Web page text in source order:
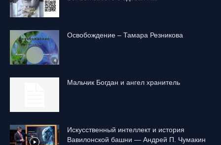
Освобождение – Тамара Резникова
Mальчик Богдан и ангел хранитель
Искусственный интеллект и история
Вавилонской башни — Андрей П. Чумакин